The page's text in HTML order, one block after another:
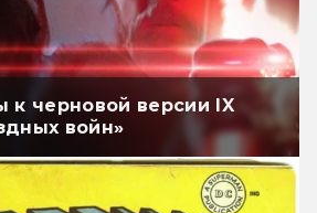
к черновой версии IX
войн»